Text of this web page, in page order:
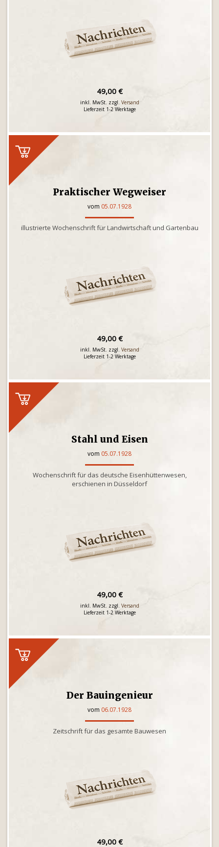
49,00 €
inkl. MwSt. zzgl. Versand
Lieferzeit 1-2 Werktage
Praktischer Wegweiser
vom 05.07.1928
illustrierte Wochenschrift für Landwirtschaft und Gartenbau
49,00 €
inkl. MwSt. zzgl. Versand
Lieferzeit 1-2 Werktage
Stahl und Eisen
vom 05.07.1928
Wochenschrift für das deutsche Eisenhüttenwesen,
erschienen in Düsseldorf
49,00 €
inkl. MwSt. zzgl. Versand
Lieferzeit 1-2 Werktage
Der Bauingenieur
vom 06.07.1928
Zeitschrift für das gesamte Bauwesen
49,00 €